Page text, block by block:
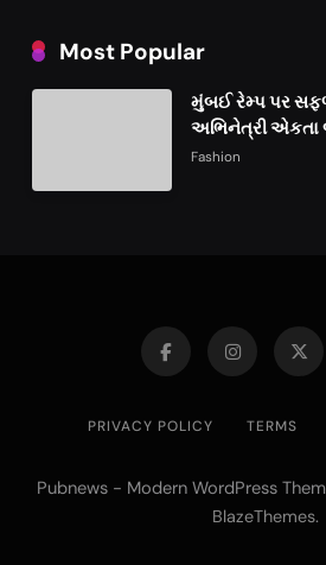
Most Popular
મુંબઈ રેમ્પ પર
અભિનેત્રી
વીકમાં પોતાની
Fashion
PRIVACY POLICY TERMS
Pubnews - Modern WordPress
BlazeThemes.